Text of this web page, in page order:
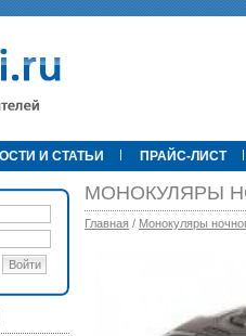
И СТАТЬИ ПРАЙС-ЛИСТ
Войти
МОНОКУЛЯРЫ
Главная / Монокуляры